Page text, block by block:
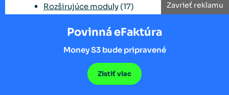
Rozširujúce moduly (17)
Účtovníctvo - jednoduché(38)
Účtovníctvo - podvojné
(23)
(18)
Zavrieť reklamu
Povinná eFaktúra
Money S3 bude pripravené
Zistiť viac